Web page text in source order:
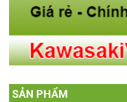
SẢN PHẨM